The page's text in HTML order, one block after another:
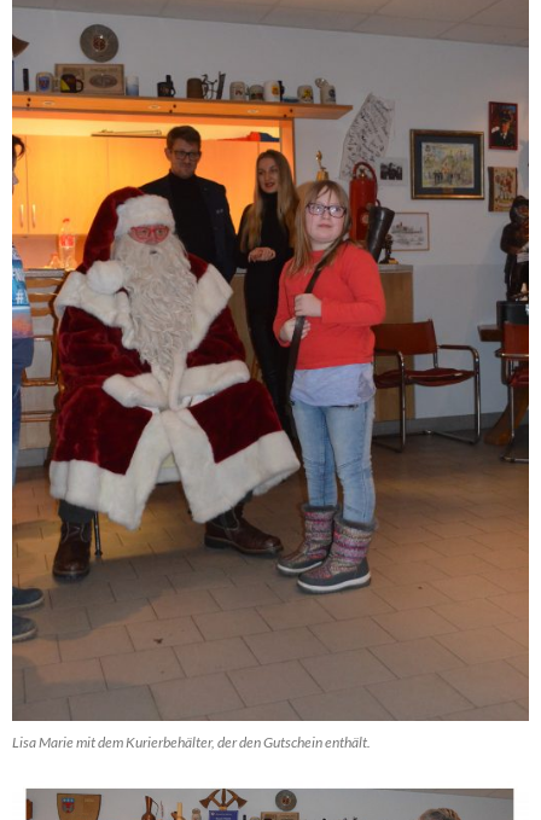
Lisa Marie mit dem Kurierbehälter, der den Gutschein enthält.